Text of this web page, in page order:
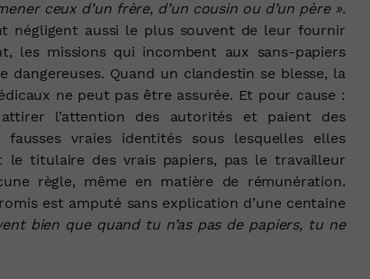
ceux d’un frère, d’un cousin ou d’un père ».
négligent aussi le plus souvent de leur fournir
les missions qui incombent aux sans-papiers
Quand un clandestin se blesse, la
ne peut pas être assurée. Et pour cause :
l’attention des autorités et paient des
vraies identités sous lesquelles elles
le titulaire des vrais papiers, pas le travailleur
règle, même en matière de rémunération.
est amputé sans explication d’une centaine
bien que quand tu n’as pas de papiers, tu ne